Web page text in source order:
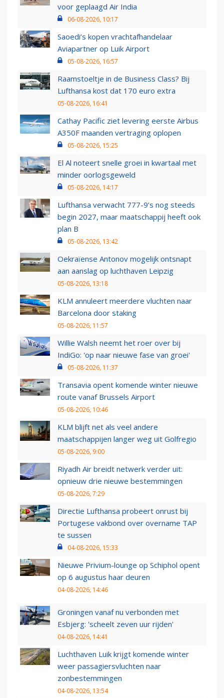
voor geplaagd Air India
06-08-2026, 10:17
Saoedi’s kopen vrachtafhandelaar
Aviapartner op Luik Airport
05-08-2026, 16:57
Raamstoeltje in de Business Class? Bij
Lufthansa kost dat 170 euro extra
05-08-2026, 16:41
Cathay Pacific ziet levering eerste Airbus
A350F maanden vertraging oplopen
05-08-2026, 15:25
El Al noteert snelle groei in kwartaal met
minder oorlogsgeweld
05-08-2026, 14:17
Lufthansa verwacht 777-9’s nog steeds
begin 2027, maar maatschappij heeft ook
plan B
05-08-2026, 13:42
Oekraïense Antonov mogelijk ontsnapt
aan aanslag op luchthaven Leipzig
05-08-2026, 13:18
KLM annuleert meerdere vluchten naar
Barcelona door staking
05-08-2026, 11:57
Willie Walsh neemt het roer over bij
IndiGo: 'op naar nieuwe fase van groei'
05-08-2026, 11:37
Transavia opent komende winter nieuwe
route vanaf Brussels Airport
05-08-2026, 10:46
KLM blijft net als veel andere
maatschappijen langer weg uit Golfregio
05-08-2026, 9:00
Riyadh Air breidt netwerk verder uit:
opnieuw drie nieuwe bestemmingen
05-08-2026, 7:29
Directie Lufthansa probeert onrust bij
Portugese vakbond over overname TAP
te sussen
04-08-2026, 15:33
Nieuwe Privium-lounge op Schiphol opent
op 6 augustus haar deuren
04-08-2026, 14:46
Groningen vanaf nu verbonden met
Esbjerg: 'scheelt zeven uur rijden'
04-08-2026, 14:41
Luchthaven Luik krijgt komende winter
weer passagiersvluchten naar
zonbestemmingen
04-08-2026, 13:54